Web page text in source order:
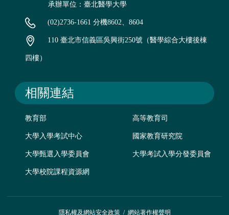
承辦單位：臺北醫學大學
(02)2736-1661 分機8602、8604
110 臺北市信義區吳興街250號（醫學綜合大樓後棟
四樓）
相關連結
教育部 高等教育司
大學入學考試中心 國家教育研究院
大學甄選入學委員會 大學考試入學分發委員會
大學校院課程資源網
隱私權及網站安全政策/ 網站著作權聲明